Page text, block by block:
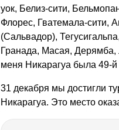
уок, Белиз-сити,
Флорес, Гватемала-сити,
(Сальвадор),
Гранада, Масая, Дерямба,
меня Никарагуа была 49-
31 декабря мы достигли
Никарагуа. Это место